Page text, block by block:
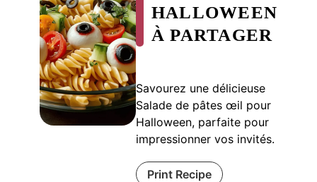
HALLOWEEN
À PARTAGER
Savourez une délicieuse
Salade de pâtes œil pour
Halloween, parfaite pour
impressionner vos invités.
Print Recipe